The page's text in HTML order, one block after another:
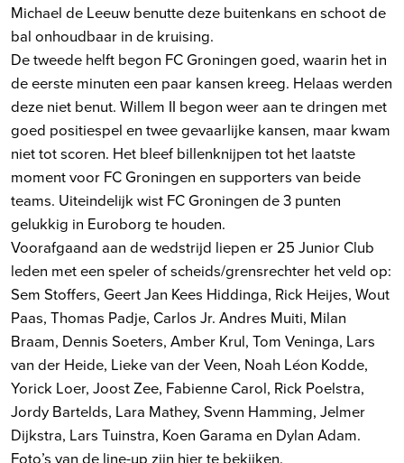
Michael de Leeuw benutte deze buitenkans en schoot de
bal onhoudbaar in de kruising.
De tweede helft begon FC Groningen goed, waarin het in
de eerste minuten een paar kansen kreeg. Helaas werden
deze niet benut. Willem II begon weer aan te dringen met
goed positiespel en twee gevaarlijke kansen, maar kwam
niet tot scoren. Het bleef billenknijpen tot het laatste
moment voor FC Groningen en supporters van beide
teams. Uiteindelijk wist FC Groningen de 3 punten
gelukkig in Euroborg te houden.
Voorafgaand aan de wedstrijd liepen er 25 Junior Club
leden met een speler of scheids/grensrechter het veld op:
Sem Stoffers, Geert Jan Kees Hiddinga, Rick Heijes, Wout
Paas, Thomas Padje, Carlos Jr. Andres Muiti, Milan
Braam, Dennis Soeters, Amber Krul, Tom Veninga, Lars
van der Heide, Lieke van der Veen, Noah Léon Kodde,
Yorick Loer, Joost Zee, Fabienne Carol, Rick Poelstra,
Jordy Bartelds, Lara Mathey, Svenn Hamming, Jelmer
Dijkstra, Lars Tuinstra, Koen Garama en Dylan Adam.
Foto’s van de line-up zijn hier te bekijken.